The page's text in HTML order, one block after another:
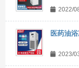
2022/
医药油
2023/